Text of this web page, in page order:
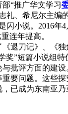
“推广华文学习
礼、希尼尔主
闪小说。2016
连年提高。
刀记》、《独
奖”短篇小说组
评方面的建设
要问题。这些
成为东南亚乃